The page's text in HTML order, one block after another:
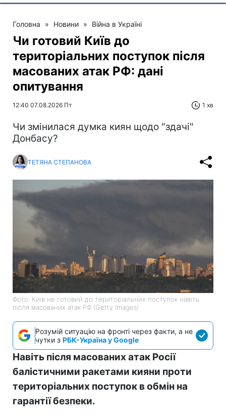
Головна » Новини » Війна в Україні
Чи готовий Київ до
територіальних поступок після
масованих атак РФ: дані
опитування
12:40 07.08.2026 Пт 1 хв
Чи змінилася думка киян щодо "здачі"
Донбасу?
ТЕТЯНА СТЕПАНОВА
Фото: Київ не готовий до територіальних поступок навіть
після масованих атак РФ (Getty Images)
Розумій ситуацію на фронті через факти, а не
чутки з РБК-Україна у Google
Навіть після масованих атак Росії
балістичними ракетами кияни проти
територіальних поступок в обмін на
гарантії безпеки.